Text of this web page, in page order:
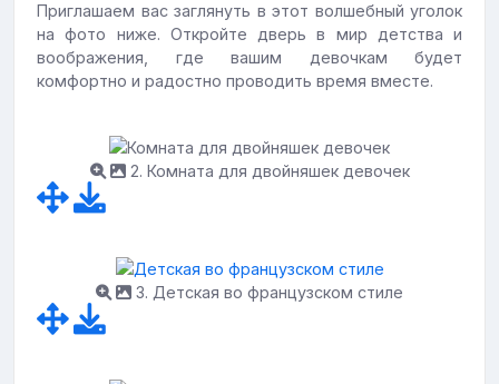
Приглашаем вас заглянуть в этот волшебный уголок
на фото ниже. Откройте дверь в мир детства и
воображения, где вашим девочкам будет
комфортно и радостно проводить время вместе.
2. Комната для двойняшек девочек
3. Детская во французском стиле